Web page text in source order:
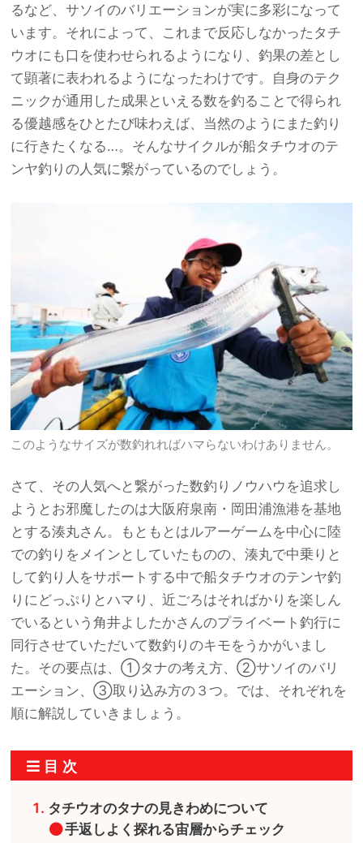
るなど、サソイのバリエーションが実に多彩になって
います。それによって、これまで反応しなかったタチ
ウオにも口を使わせられるようになり、釣果の差とし
て顕著に表われるようになったわけです。自身のテク
ニックが通用した成果といえる数を釣ることで得られ
る優越感をひとたび味わえば、当然のようにまた釣り
に行きたくなる…。そんなサイクルが船タチウオのテ
ンヤ釣りの人気に繋がっているのでしょう。
このようなサイズが数釣れればハマらないわけありません。
さて、その人気へと繋がった数釣りノウハウを追求し
ようとお邪魔したのは大阪府泉南・岡田浦漁港を基地
とする湊丸さん。もともとはルアーゲームを中心に陸
での釣りをメインとしていたものの、湊丸で中乗りと
して釣り人をサポートする中で船タチウオのテンヤ釣
りにどっぷりとハマり、近ごろはそればかりを楽しん
でいるという角井よしたかさんのプライベート釣行に
同行させていただいて数釣りのキモをうかがいまし
た。その要点は、①タナの考え方、②サソイのバリ
エーション、③取り込み方の３つ。では、それぞれを
順に解説していきましょう。
タチウオのタナの見きわめについて
手返しよく探れる宙層からチェック